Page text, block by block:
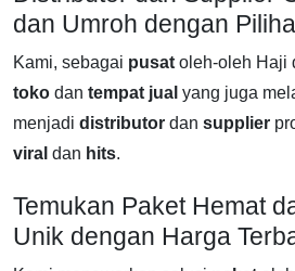
dan Umroh dengan
Kami, sebagai pusat oleh-oleh Haji
toko dan tempat jual yang juga
menjadi distributor dan supplier
viral dan hits.
Temukan Paket Hemat
Unik dengan Harga